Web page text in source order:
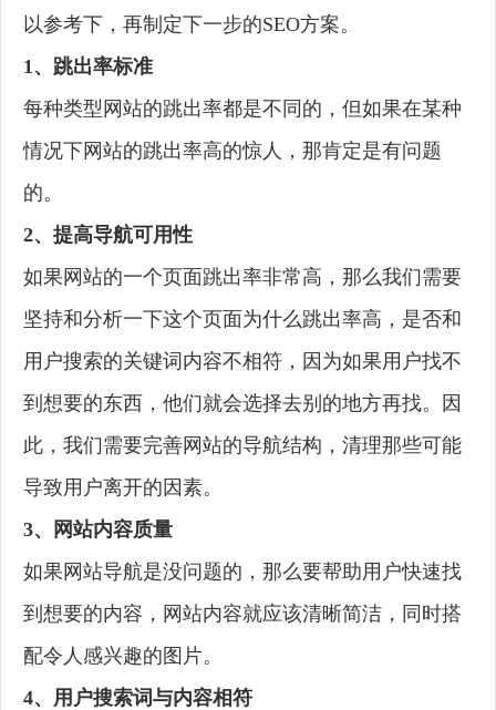
以参考下，再制定下一步的SEO方案。
1、跳出率标准
每种类型网站的跳出率都是不同的，但如果在某种
情况下网站的跳出率高的惊人，那肯定是有问题
的。
2、提高导航可用性
如果网站的一个页面跳出率非常高，那么我们需要
坚持和分析一下这个页面为什么跳出率高，是否和
用户搜索的关键词内容不相符，因为如果用户找不
到想要的东西，他们就会选择去别的地方再找。因
此，我们需要完善网站的导航结构，清理那些可能
导致用户离开的因素。
3、网站内容质量
如果网站导航是没问题的，那么要帮助用户快速找
到想要的内容，网站内容就应该清晰简洁，同时搭
配令人感兴趣的图片。
4、用户搜索词与内容相符